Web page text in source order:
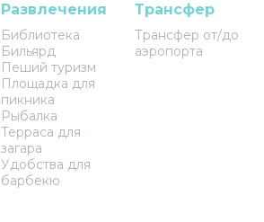
Развлечения
Библиотека
Бильярд
Пеший туризм
Площадка для
пикника
Рыбалка
Терраса для
загара
Удобства для
барбекю
Трансфер
Трансфер от/до
аэропорта